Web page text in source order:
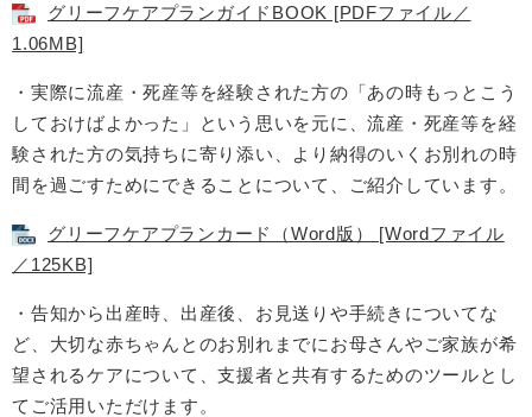
グリーフケアプランガイドBOOK [PDFファイル／
1.06MB]
・実際に流産・死産等を経験された方の「あの時もっとこう
しておけばよかった」という思いを元に、流産・死産等を経
験された方の気持ちに寄り添い、より納得のいくお別れの時
間を過ごすためにできることについて、ご紹介しています。
グリーフケアプランカード（Word版） [Wordファイル
／125KB]
・告知から出産時、出産後、お見送りや手続きについてな
ど、大切な赤ちゃんとのお別れまでにお母さんやご家族が希
望されるケアについて、支援者と共有するためのツールとし
てご活用いただけます。